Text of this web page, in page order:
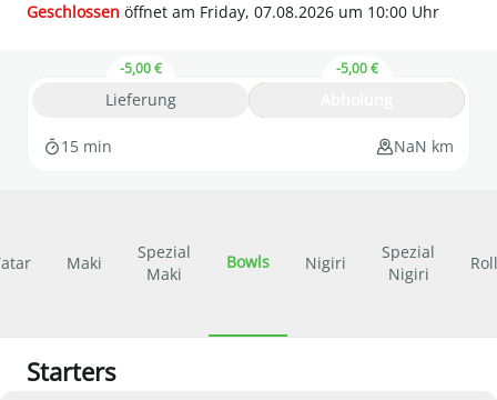
Geschlossen öffnet am Friday, 07.08.2026 um 10:00 Uhr
Lieferung
-5,00 € -5,00 €
15 min NaN km
Maki
Spezial
Maki
Bowls Nigiri
Spezial
Nigiri
Starters